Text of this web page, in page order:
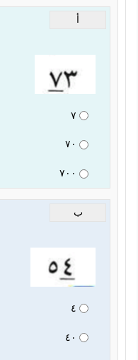
٧
٧٠
٧٠٠
ب
٤
٤٠